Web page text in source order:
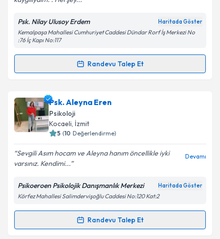
Kişisel verilerimin işlenmesine ilişkinAydınlatma
Metni
kaygılıydım. . Herşey...
Psk. Nilay Ulusoy Erdem
Kemalpaşa Mahallesi Cumhuriyet Caddesi Dündar Rorf İş Merkezi No
:76 İç Kapı No:117
Randevu Talep Et
Randevu Takvimi Talebi
Psk. Nilay Ulusoy Erdem
oluşturun. Size bu uzmandan randevu almanız için bir
takvim hazırlandığında e-posta ile bilgilendireceğiz.
E-posta Adresiniz
Kişisel verilerimin işlenmesine ilişkinAydınlatma
kapsamda işlenmesini kabul ediyorum.
Psk. Aleyna Eren
Psikoloji
Kocaeli, İzmit
( Değerlendirme)
Sevgili Asım hocam ve Aleyna hanım öncellikle iyki
varsınız. Kendimi...
Psikoeroen Psikolojik Danışmanlık Merkezi
Körfez Mahallesi Salimdervişoğlu Caddesi No:120 Kat:2
Randevu Talep Et
Randevu Takvimi Talebi